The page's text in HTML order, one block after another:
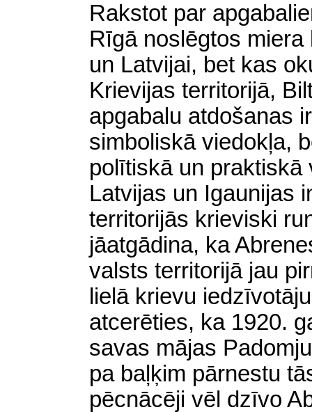
Rakstot par
Rīgā noslēgtos
un Latvijai, bet kas
Krievijas territorijā,
apgabalu atdošanas
simboliskā viedokļa,
polītiskā un praktiskā
Latvijas un Igaunijas
territorijās krieviski
jāatgādina, ka
valsts territorijā jau
lielā krievu
atcerēties, ka 1920.
savas mājas
pa baļķim pārnestu
pēcnācēji vēl dzīvo